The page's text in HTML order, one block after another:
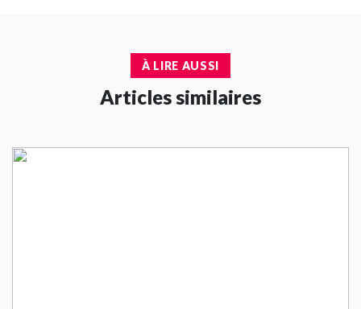
À LIRE AUSSI
Articles similaires